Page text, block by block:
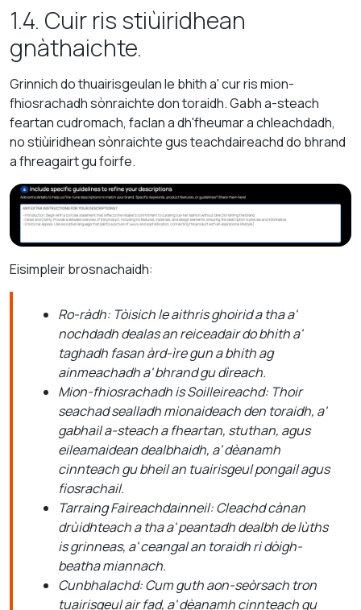
1.4. Cuir ris stiùiridhean
gnàthaichte.
Grinnich do thuairisgeulan le bhith a' cur ris mion-
fhiosrachadh sònraichte don toraidh. Gabh a-steach
feartan cudromach, faclan a dh'fheumar a chleachdadh,
no stiùiridhean sònraichte gus teachdaireachd do bhrand
a fhreagairt gu foirfe.
Eisimpleir brosnachaidh:
Ro-ràdh: Tòisich le aithris ghoirid a tha a'
nochdadh dealas an reiceadair do bhith a'
taghadh fasan àrd-ìre gun a bhith ag
ainmeachadh a' bhrand gu dìreach.
Mion-fhiosrachadh is Soilleireachd: Thoir
seachad sealladh mionaideach den toraidh, a'
gabhail a-steach a fheartan, stuthan, agus
eileamaidean dealbhaidh, a' dèanamh
cinnteach gu bheil an tuairisgeul pongail agus
fiosrachail.
Tarraing Faireachdainneil: Cleachd cànan
drùidhteach a tha a' peantadh dealbh de lùths
is grinneas, a' ceangal an toraidh ri dòigh-
beatha miannach.
Cunbhalachd: Cum guth aon-seòrsach tron
tuairisgeul air fad, a' dèanamh cinnteach gu